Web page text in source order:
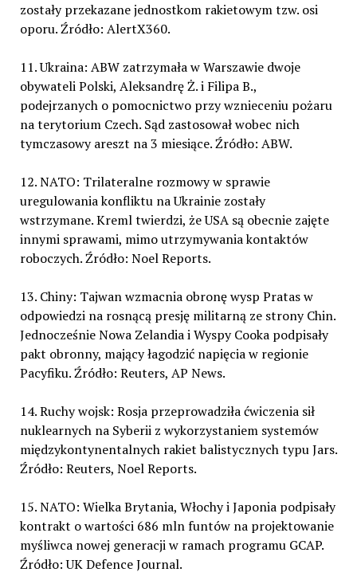
zostały przekazane jednostkom rakietowym tzw. osi
oporu. Źródło: AlertX360.
11. Ukraina: ABW zatrzymała w Warszawie dwoje
obywateli Polski, Aleksandrę Ż. i Filipa B.,
podejrzanych o pomocnictwo przy wznieceniu pożaru
na terytorium Czech. Sąd zastosował wobec nich
tymczasowy areszt na 3 miesiące. Źródło: ABW.
12. NATO: Trilateralne rozmowy w sprawie
uregulowania konfliktu na Ukrainie zostały
wstrzymane. Kreml twierdzi, że USA są obecnie zajęte
innymi sprawami, mimo utrzymywania kontaktów
roboczych. Źródło: Noel Reports.
13. Chiny: Tajwan wzmacnia obronę wysp Pratas w
odpowiedzi na rosnącą presję militarną ze strony Chin.
Jednocześnie Nowa Zelandia i Wyspy Cooka podpisały
pakt obronny, mający łagodzić napięcia w regionie
Pacyfiku. Źródło: Reuters, AP News.
14. Ruchy wojsk: Rosja przeprowadziła ćwiczenia sił
nuklearnych na Syberii z wykorzystaniem systemów
międzykontynentalnych rakiet balistycznych typu Jars.
Źródło: Reuters, Noel Reports.
15. NATO: Wielka Brytania, Włochy i Japonia podpisały
kontrakt o wartości 686 mln funtów na projektowanie
myśliwca nowej generacji w ramach programu GCAP.
Źródło: UK Defence Journal.